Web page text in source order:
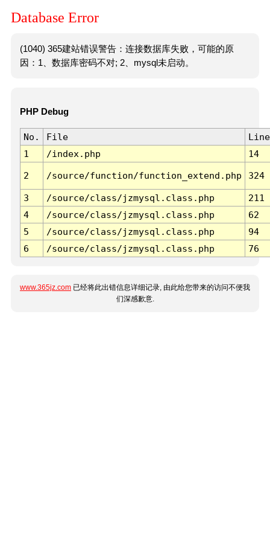
Database Error
(1040) 365建站错误警告：连接数据库失败，可能的原
因：1、数据库密码不对; 2、mysql未启动。
PHP Debug
No. File
Line
1
/index.php 14
2 /source/function/function_extend.php 324
3 /source/class/jzmysql.class.php
211
4
/source/class/jzmysql.class.php
62
5
/source/class/jzmysql.class.php
94
6
/source/class/jzmysql.class.php 76
www.365jz.com 已经将此出错信息详细记录, 由此给您带来的访问不便我
们深感歉意.